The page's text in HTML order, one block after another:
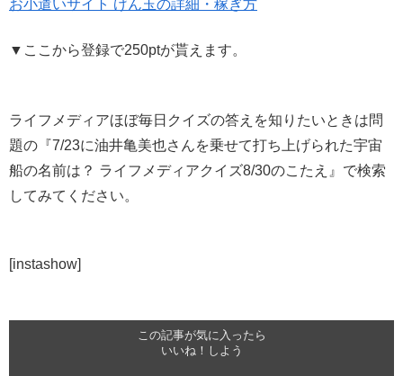
お小遣いサイト げん玉の詳細・稼ぎ方
▼ここから登録で250ptが貰えます。
ライフメディアほぼ毎日クイズの答えを知りたいときは問
題の『7/23に油井亀美也さんを乗せて打ち上げられた宇宙
船の名前は？ ライフメディアクイズ8/30のこたえ』で検索
してみてください。
[instashow]
この記事が気に入ったら
いいね！しよう